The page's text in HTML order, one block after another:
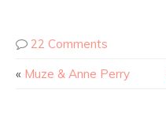
22 Comments
« Muze & Anne Perry